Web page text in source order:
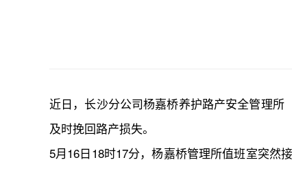
近日，长沙分公司杨嘉桥养护路产安全管理所
及时挽回路产损失。
5月16日18时17分，杨嘉桥管理所值班室突然